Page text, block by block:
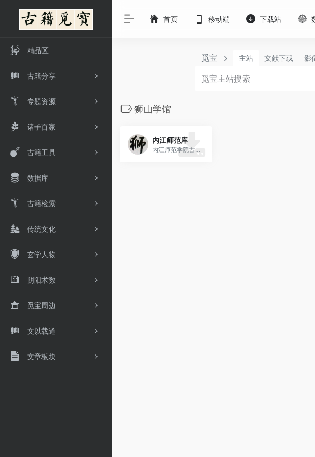
精品区
古籍分享
专题资源
诸子百家
古籍工具
数据库
古籍检索
传统文化
玄学人物
阴阳术数
觅宝周边
文以载道
文章板块
首页 移动端 下载站
觅宝 主站 文献下载 影
狮山学馆
内江师范库
内江师范学院古籍（狮山学馆）